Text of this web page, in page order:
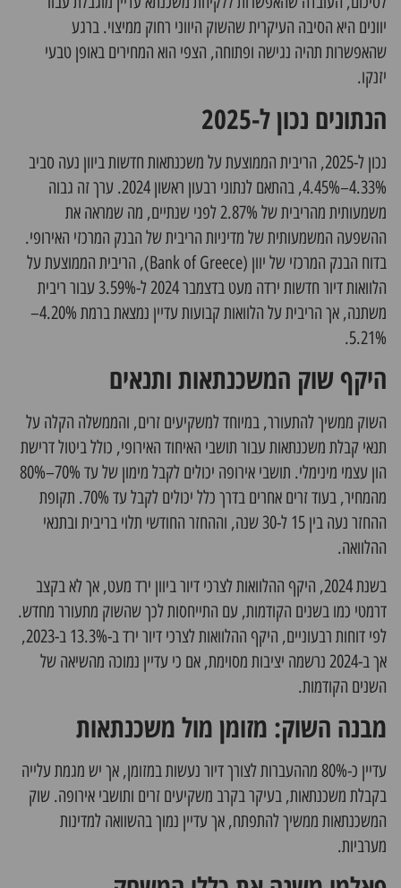
יוונים היא הסיבה העיקרית שהשוק היווני רחוק ממיצוי. ברגע
שהאפשרות תהיה נגישה ופתוחה, הצפי הוא המחירים באופן טבעי
יזנקו.
הנתונים נכון ל-2025
נכון ל-2025, הריבית הממוצעת על משכנתאות חדשות ביוון נעה סביב
4.33%–4.45%, בהתאם לנתוני רבעון ראשון 2024. ערך זה גבוה
משמעותית מהריבית של 2.87% לפני שנתיים, מה שמראה את
ההשפעה המשמעותית של מדיניות הריבית של הבנק המרכזי האירופי.
בדוח הבנק המרכזי של יוון (Bank of Greece), הריבית הממוצעת על
הלוואות דיור חדשות ירדה מעט בדצמבר 2024 ל-3.59% עבור ריבית
משתנה, אך הריבית על הלוואות קבועות עדיין נמצאת ברמת 4.20%–
5.21%.
היקף שוק המשכנתאות ותנאים
השוק ממשיך להתעורר, במיוחד למשקיעים זרים, והממשלה הקלה על
תנאי קבלת משכנתאות עבור תושבי האיחוד האירופי, כולל ביטול דרישת
הון עצמי מינימלי. תושבי אירופה יכולים לקבל מימון של עד 70%–80%
מהמחיר, בעוד זרים אחרים בדרך כלל יכולים לקבל עד 70%. תקופת
ההחזר נעה בין 15 ל-30 שנה, וההחזר החודשי תלוי בריבית ובתנאי
ההלוואה.
בשנת 2024, היקף ההלוואות לצרכי דיור ביוון ירד מעט, אך לא בקצב
דרמטי כמו בשנים הקודמות, עם התייחסות לכך שהשוק מתעורר מחדש.
לפי דוחות רבעוניים, היקף ההלוואות לצרכי דיור ירד ב-13.3% ב-2023,
אך ב-2024 נרשמה יציבות מסוימת, אם כי עדיין נמוכה מהשיאה של
השנים הקודמות.
מבנה השוק: מזומן מול משכנתאות
עדיין כ-80% מההעברות לצורך דיור נעשות במזומן, אך יש מגמת עלייה
בקבלת משכנתאות, בעיקר בקרב משקיעים זרים ותושבי אירופה. שוק
המשכנתאות ממשיך להתפתח, אך עדיין נמוך בהשוואה למדינות
מערביות.